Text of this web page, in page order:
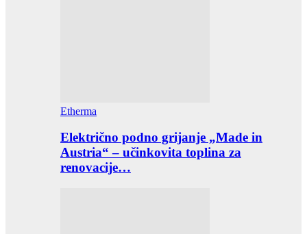
Etherma
Električno podno grijanje „Made in
Austria“ – učinkovita toplina za
renovacije…